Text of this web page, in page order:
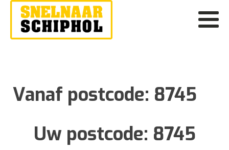
Vanaf postcode: 8745
Uw postcode: 8745